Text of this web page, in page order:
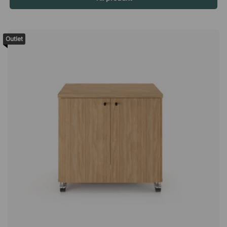
avlastning för armar och axlar. Specifikation Säte och
(höjd). Synkrongunga med 4 låsbara lägen. Armstöd 3D-
armstöd. Justerbara i höjd, djup och vinkel. Övrigt
komfort hela arbetsdagen. Justerbar sitthöjd. Justerbara
armstöd i 3 lägen (höjd, djup, vinkel). Svankstöd (justerbart i
Outlet